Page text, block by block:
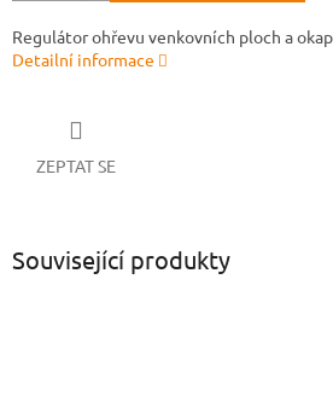
Regulátor ohřevu venkovních ploch a
Detailní informace
ZEPTAT SE
Související produkty